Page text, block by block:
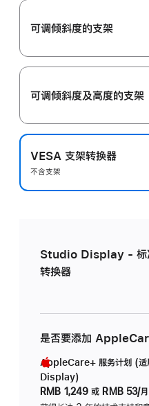
可调倾斜度的支架
可调倾斜度及高‍度的支‍架
VESA 支架转换器
不含支架
Studio Display - 标
转换器
是否要添加
AppleCare+ 服务计划 (
Display)
RMB 1,249 或 RMB 53/